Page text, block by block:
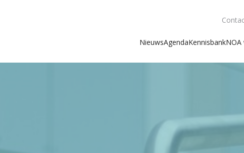
NieuwsAgendaKennisbankNOA